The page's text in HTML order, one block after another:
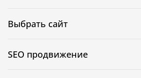
Выбрать сайт
SEO продвижение